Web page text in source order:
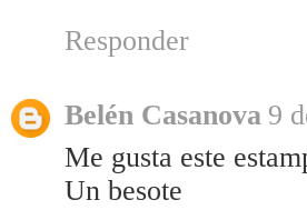
Responder
Belén Casanova 9
Me gusta este
Un besote